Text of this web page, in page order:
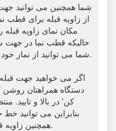
شما همچنین می توانید جهت
از زاویه قبله برای قطب
حالیکه قطب نما در جهت
شما می توانید از نماز خود به سمت جهت قبله زاویه استفاده کنید.
اگر می خواهید جهت قبله
دستگاه همراهتان روشن
کن' در بالا و تایید.
بنابراین می توانید
همچنین زاویه قبله برای قطب نما را یاد خواهید گرفت.